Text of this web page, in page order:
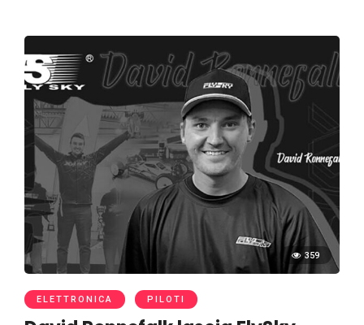
359
ELETTRONICA PILOTI